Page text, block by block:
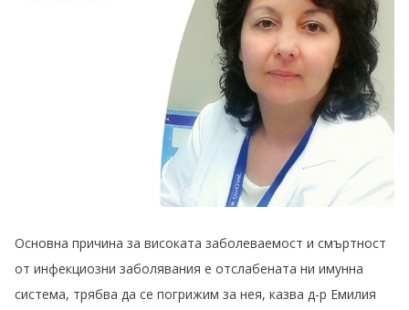
Основна причина за високата заболеваемост и смъртност
от инфекциозни заболявания е отслабената ни имунна
система, трябва да се погрижим за нея, казва д-р Емилия